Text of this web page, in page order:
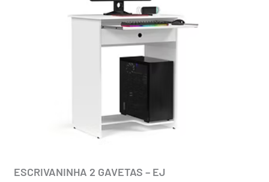
ESCRIVANINHA 2 GAVETAS – EJ